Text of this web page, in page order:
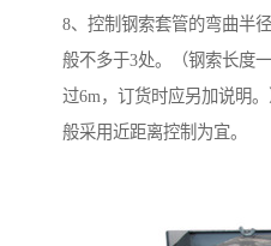
8、控制钢索套管的弯曲半
般不多于3处。（钢索长度
过6m，订货时应另加说明
般采用近距离控制为宜。